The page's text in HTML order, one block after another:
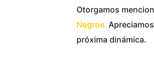
Otorgamos
Negroe
próxima dinámica.